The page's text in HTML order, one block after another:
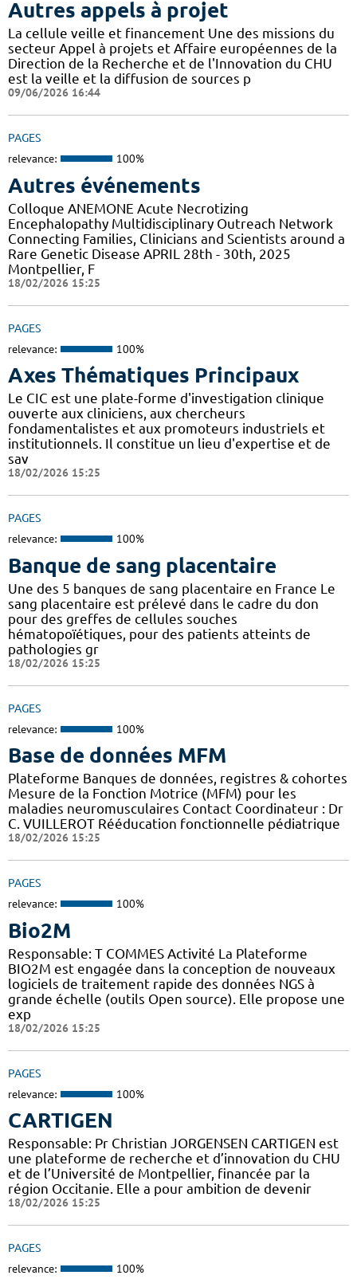
Autres appels à projet
La cellule veille et financement Une des missions du
secteur Appel à projets et Affaire européennes de la
Direction de la Recherche et de l'Innovation du CHU
est la veille et la diffusion de sources p
09/06/2026 16:44
PAGES
relevance: 100%
Autres événements
Colloque ANEMONE Acute Necrotizing
Encephalopathy Multidisciplinary Outreach Network
Connecting Families, Clinicians and Scientists around a
Rare Genetic Disease APRIL 28th - 30th, 2025
Montpellier, F
18/02/2026 15:25
PAGES
relevance: 100%
Axes Thématiques Principaux
Le CIC est une plate-forme d'investigation clinique
ouverte aux cliniciens, aux chercheurs
fondamentalistes et aux promoteurs industriels et
institutionnels. Il constitue un lieu d'expertise et de
sav
18/02/2026 15:25
PAGES
relevance: 100%
Banque de sang placentaire
Une des 5 banques de sang placentaire en France Le
sang placentaire est prélevé dans le cadre du don
pour des greffes de cellules souches
hématopoïétiques, pour des patients atteints de
pathologies gr
18/02/2026 15:25
PAGES
relevance: 100%
Base de données MFM
Plateforme Banques de données, registres & cohortes
Mesure de la Fonction Motrice (MFM) pour les
maladies neuromusculaires Contact Coordinateur : Dr
C. VUILLEROT Rééducation fonctionnelle pédiatrique
18/02/2026 15:25
PAGES
relevance: 100%
Bio2M
Responsable: T COMMES Activité La Plateforme
BIO2M est engagée dans la conception de nouveaux
logiciels de traitement rapide des données NGS à
grande échelle (outils Open source). Elle propose une
exp
18/02/2026 15:25
PAGES
relevance: 100%
CARTIGEN
Responsable: Pr Christian JORGENSEN CARTIGEN est
une plateforme de recherche et d’innovation du CHU
et de l’Université de Montpellier, financée par la
région Occitanie. Elle a pour ambition de devenir
18/02/2026 15:25
PAGES
relevance: 100%